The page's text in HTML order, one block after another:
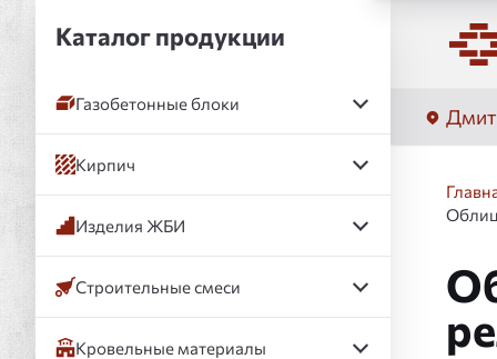
Каталог продукции
Газобетонные блоки
Кирпич
Изделия ЖБИ
Строительные смеси
Кровельные материалы